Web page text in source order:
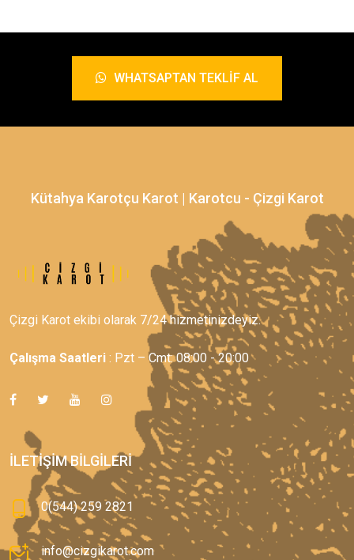
WHATSAPTAN TEKLIF AL
Kütahya Karotçu Karot | Karotcu - Çizgi Karot
Çizgi Karot ekibi olarak 7/24 hizmetinizdeyiz.
Çalışma Saatleri : Pzt – Cmt: 08:00 - 20:00
İLETIŞIM BILGILERI
0(544) 259 2821
info@cizgikarot.com